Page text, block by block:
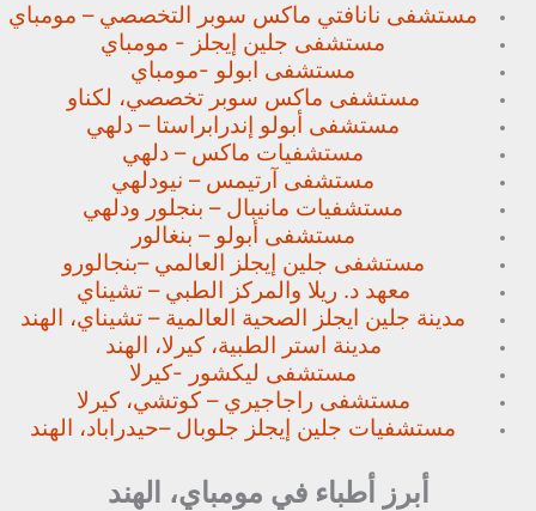
مستشفى نانافتي ماكس سوبر التخصصي – مومباي
مستشفى جلين إيجلز - مومباي
مستشفى ابولو -مومباي
مستشفى ماكس سوبر تخصصي، لكناو
مستشفى أبولو إندرابراستا – دلهي
مستشفيات ماكس – دلهي
مستشفى آرتيمس – نيودلهي
مستشفيات مانيبال – بنجلور ودلهي
مستشفى أبولو – بنغالور
مستشفى جلين إيجلز العالمي –بنجالورو
معهد د. ريلا والمركز الطبي – تشيناي
مدينة جلين ايجلز الصحية العالمية – تشيناي، الهند
مدينة استر الطبية، كيرلا، الهند
مستشفى ليكشور -كيرلا
مستشفى راجاجيري – كوتشي، كيرلا
مستشفيات جلين إيجلز جلوبال –حيدراباد، الهند
أبرز أطباء في مومباي، الهند